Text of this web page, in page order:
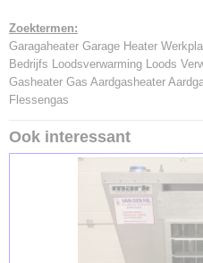
Zoektermen:
Garagaheater Garage Heater
Bedrijfs Loodsverwarming Loods
Gasheater Gas Aardgasheater
Flessengas
Ook interessant